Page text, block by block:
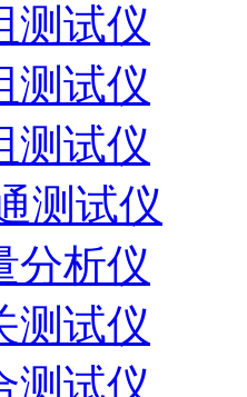
测试仪
测试仪
测试仪
测试仪
分析仪
测试仪
测试仪